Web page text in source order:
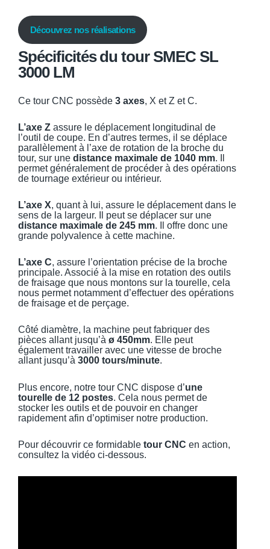
Découvrez nos réalisations
Spécificités du tour SMEC SL
3000 LM
Ce tour CNC possède 3 axes, X et Z et C.
L’axe Z assure le déplacement longitudinal de
l’outil de coupe. En d’autres termes, il se déplace
parallèlement à l’axe de rotation de la broche du
tour, sur une distance maximale de 1040 mm. Il
permet généralement de procéder à des opérations
de tournage extérieur ou intérieur.
L’axe X, quant à lui, assure le déplacement dans le
sens de la largeur. Il peut se déplacer sur une
distance maximale de 245 mm. Il offre donc une
grande polyvalence à cette machine.
L’axe C, assure l’orientation précise de la broche
principale. Associé à la mise en rotation des outils
de fraisage que nous montons sur la tourelle, cela
nous permet notamment d’effectuer des opérations
de fraisage et de perçage.
Côté diamètre, la machine peut fabriquer des
pièces allant jusqu’à ø 450mm. Elle peut
également travailler avec une vitesse de broche
allant jusqu’à 3000 tours/minute.
Plus encore, notre tour CNC dispose d’une
tourelle de 12 postes. Cela nous permet de
stocker les outils et de pouvoir en changer
rapidement afin d’optimiser notre production.
Pour découvrir ce formidable tour CNC en action,
consultez la vidéo ci-dessous.